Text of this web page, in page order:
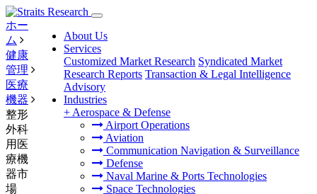
About Us
Services
Customized Market Research Syndicated Market
Research Reports Transaction & Legal Intelligence
Advisory
Industries
+ Aerospace & Defense
Airport Operations
Aviation
Communication Navigation & Surveillance
Defense
Naval Marine & Ports Technologies
Space Technologies
ホー
ム
健康
管理
医療
機器
整形
外科
用医
療機
器市
場